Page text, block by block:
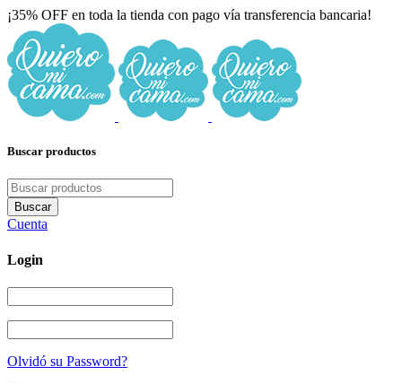
¡35% OFF en toda la tienda con pago vía transferencia bancaria!
Buscar productos
Cuenta
Login
Olvidó su Password?